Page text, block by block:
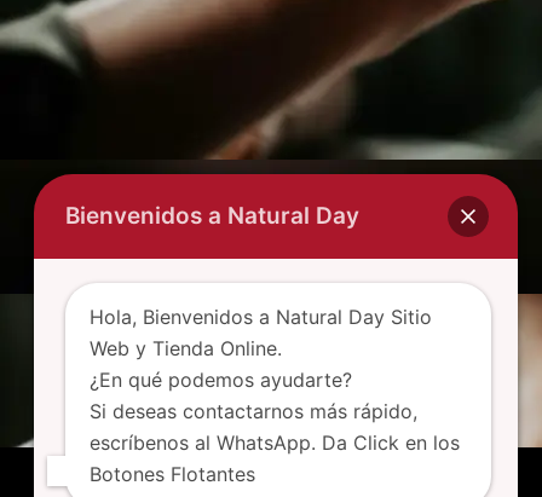
SEO Powered By Ap Corp Experto Seo
Bienvenidos a Natural Day
Hola, Bienvenidos a Natural Day Sitio
Web y Tienda Online.
¿En qué podemos ayudarte?
Si deseas contactarnos más rápido,
escríbenos al WhatsApp. Da Click en los
Botones Flotantes